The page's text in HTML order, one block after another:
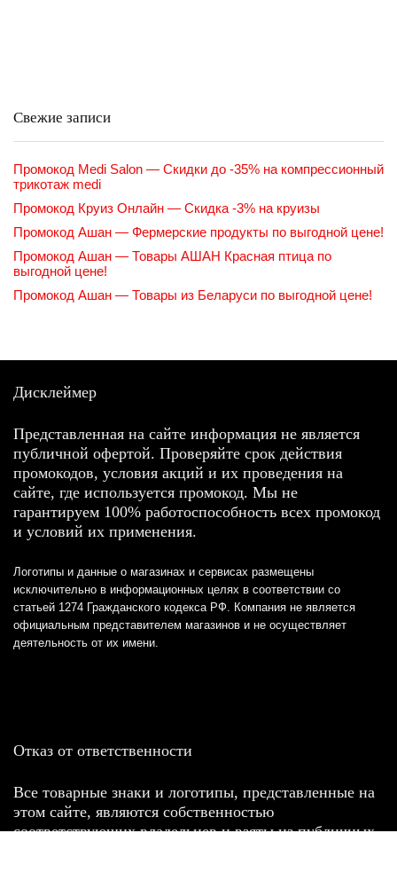
Свежие записи
Промокод Medi Salon — Скидки до -35% на компрессионный
трикотаж medi
Промокод Круиз Онлайн — Скидка -3% на круизы
Промокод Ашан — Фермерские продукты по выгодной цене!
Промокод Ашан — Товары АШАН Красная птица по
выгодной цене!
Промокод Ашан — Товары из Беларуси по выгодной цене!
Дисклеймер
Представленная на сайте информация не является
публичной офертой. Проверяйте срок действия
промокодов, условия акций и их проведения на
сайте, где используется промокод. Мы не
гарантируем 100% работоспособность всех промокод
и условий их применения.
Логотипы и данные о магазинах и сервисах размещены
исключительно в информационных целях в соответствии со
статьей 1274 Гражданского кодекса РФ. Компания не является
официальным представителем магазинов и не осуществляет
деятельность от их имени.
Отказ от ответственности
Все товарные знаки и логотипы, представленные на
этом сайте, являются собственностью
соответствующих владельцев и взяты из публичных